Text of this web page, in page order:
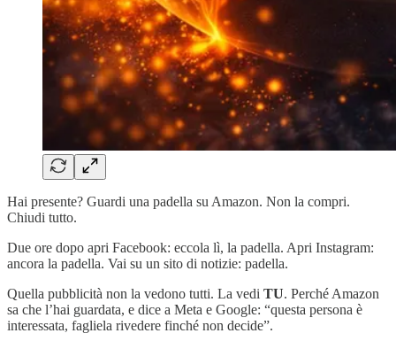
Hai presente? Guardi una padella su Amazon. Non la compri.
Chiudi tutto.
Due ore dopo apri Facebook: eccola lì, la padella. Apri Instagram:
ancora la padella. Vai su un sito di notizie: padella.
Quella pubblicità non la vedono tutti. La vedi TU. Perché Amazon
sa che l’hai guardata, e dice a Meta e Google: “questa persona è
interessata, fagliela rivedere finché non decide”.